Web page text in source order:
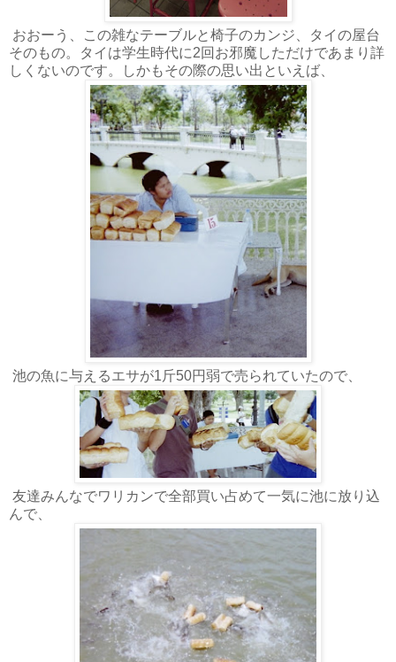
おおーう、この雑なテーブルと椅子のカンジ、タイの屋台
そのもの。タイは学生時代に2回お邪魔しただけであまり詳
しくないのです。しかもその際の思い出といえば、
池の魚に与えるエサが1斤50円弱で売られていたので、
友達みんなでワリカンで全部買い占めて一気に池に放り込
んで、